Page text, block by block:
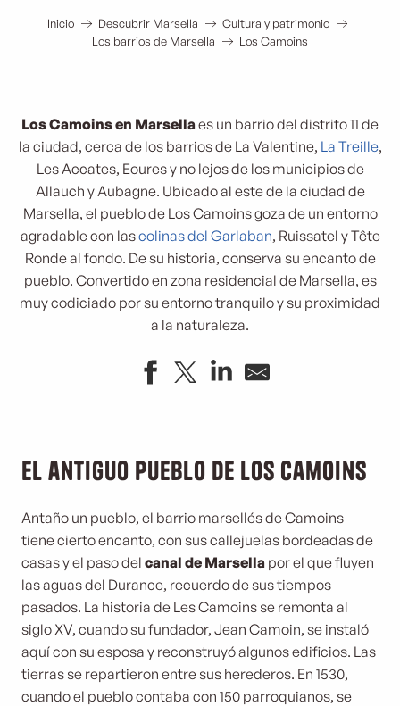
Inicio Descubrir Marsella
Cultura y patrimonio
Los barrios de Marsella
Los Camoins
Los Camoins en Marsellaes un barrio del distrito 11 de
la ciudad, cerca de los barrios de La Valentine, La Treille,
Les Accates, Eoures y no lejos de los municipios de
Allauch y Aubagne. Ubicado al este de la ciudad de
Marsella, el pueblo de Los Camoins goza de un entorno
agradable con lascolinas del Garlaban, Ruissatel y Tête
Ronde al fondo. De su historia, conserva su encanto de
pueblo. Convertido en zona residencial de Marsella, es
muy codiciado por su entorno tranquilo y su proximidad
a la naturaleza.
El antiguo pueblo de Los Camoins
Antaño un pueblo, el barrio marsellés de Camoins
tiene cierto encanto, con sus callejuelas bordeadas de
casas y el paso del canal de Marsella por el que fluyen
las aguas del Durance, recuerdo de sus tiempos
pasados. La historia de Les Camoins se remonta al
siglo XV, cuando su fundador, Jean Camoin, se instaló
aquí con su esposa y reconstruyó algunos edificios. Las
tierras se repartieron entre sus herederos. En 1530,
cuando el pueblo contaba con 150 parroquianos, se